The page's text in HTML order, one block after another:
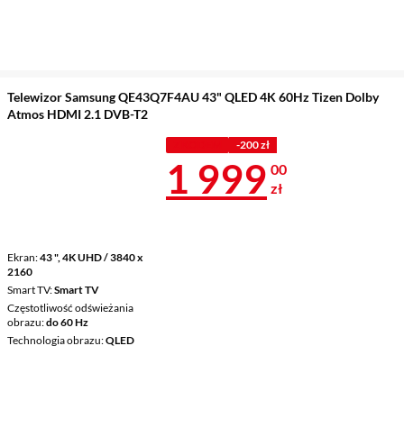
Telewizor Samsung QE43Q7F4AU 43" QLED 4K 60Hz Tizen Dolby
Atmos HDMI 2.1 DVB-T2
Ekran 43 ", 4K UHD / 3840 x
2160
Smart TV Smart TV
Częstotliwość odświeżania
obrazu do 60 Hz
Technologia obrazu QLED
-200 zł
Cena 1 999 zł
1 999 00
zł